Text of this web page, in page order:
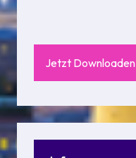
Jetzt Downloaden